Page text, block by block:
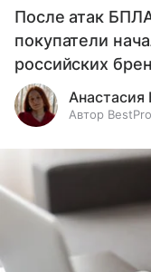
После атак
покупатели
российских
Анастасия
Автор